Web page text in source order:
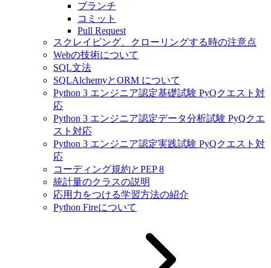
ブランチ
コミット
Pull Request
スクレイピング、クローリングする時の注意点
Webの技術について
SQL文法
SQLAlchemyとORM について
Python 3 エンジニア認定基礎試験 PyQクエスト対
応
Python 3 エンジニア認定データ分析試験 PyQクエ
スト対応
Python 3 エンジニア認定実践試験 PyQクエスト対
応
コーディング規約とPEP 8
統計量のクラスの説明
応用力をつける学習方法の紹介
Python Fireについて